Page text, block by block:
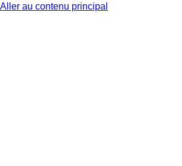
Aller au contenu principal